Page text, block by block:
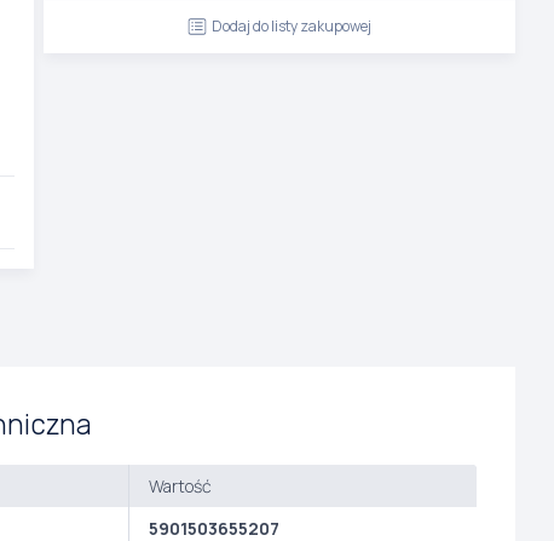
Dodaj do listy zakupowej
Wartość
5901503655207